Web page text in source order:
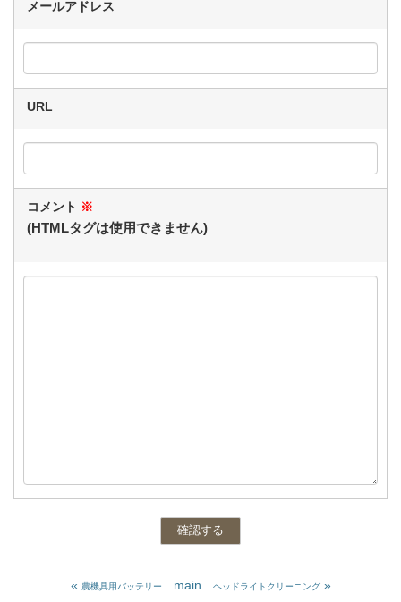
メールアドレス
URL
コメント ※
(HTMLタグは使用できません)
« 農機具用バッテリー main ヘッドライトクリーニング»